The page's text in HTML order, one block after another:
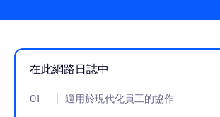
在此網路日誌中
01 適用於現代化員工的協作
- Jumplink to 適用於現代化員工的協作